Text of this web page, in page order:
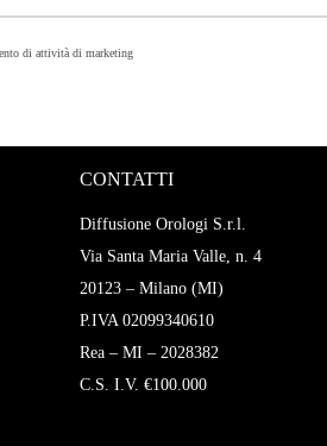
di attività di marketing
CONTATTI
Diffusione Orologi S.r.l.
Via Santa Maria Valle, n. 4
20123 – Milano (MI)
P.IVA 02099340610
Rea – MI – 2028382
C.S. I.V. €100.000